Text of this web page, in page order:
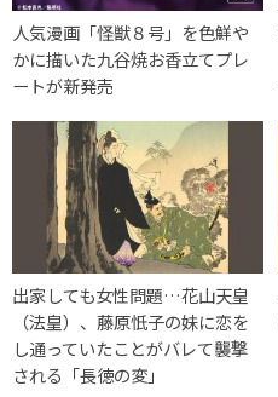
人気漫画「怪獣８号」を色鮮や
かに描いた九谷焼お香立てプレ
ートが新発売
出家しても女性問題…花山天皇
（法皇）、藤原忯子の妹に恋を
し通っていたことがバレて襲撃
される「長徳の変」